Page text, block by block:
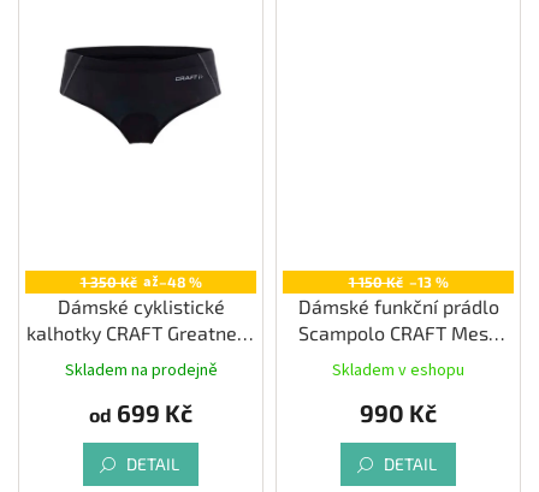
1 350 Kč až–48 %
Dámské cyklistické
kalhotky CRAFT Greatness
Bike Hipster
Skladem na prodejně
od 699 Kč
DETAIL
1 150 Kč –13 %
Dámské funkční prádlo
Scampolo CRAFT Mesh
Superlight, černá
Skladem v eshopu
990 Kč
DETAIL